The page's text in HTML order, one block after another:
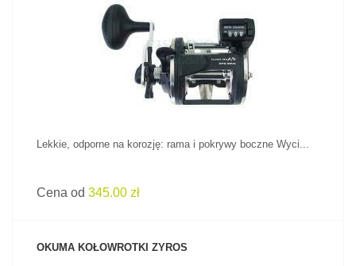
ZOBACZ PRODUKT
Lekkie, odporne na korozję: rama i pokrywy boczne Wyci...
Cena od 345.00 zł
OKUMA KOŁOWROTKI ZYROS